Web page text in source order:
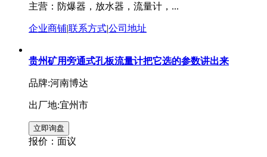
主营：防爆器，放水器，流量计，...
企业商铺|联系方式|公司地址
贵州矿用旁通式孔板流量计把它选的参数讲出来
品牌:河南博达
出厂地:宜州市
报价： 面议